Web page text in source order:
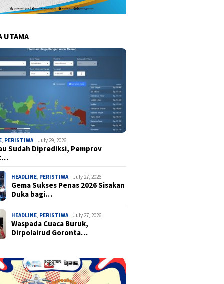
UTAMA
, PERISTIWA July 29, 2026
Sudah Diprediksi, Pemprov
HEADLINE, PERISTIWA July 27, 2026
Gema Sukses Penas 2026 Sisakan
Duka bagi…
HEADLINE, PERISTIWA July 27, 2026
Waspada Cuaca Buruk,
Dirpolairud Goronta…